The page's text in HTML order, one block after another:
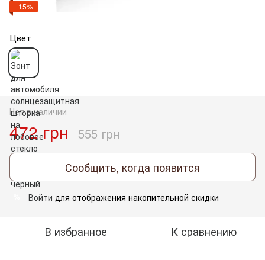
−15%
Цвет
Нет в наличии
472 грн 555 грн
Сообщить, когда появится
Войти для отображения накопительной скидки
В избранное К сравнению